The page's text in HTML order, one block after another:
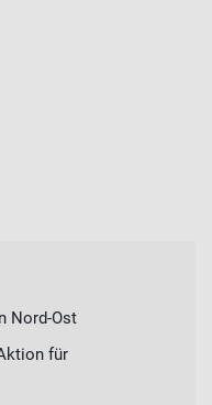
Nord-Ost
für